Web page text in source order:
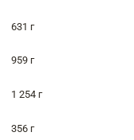
631 г
959 г
1 254 г
356 г